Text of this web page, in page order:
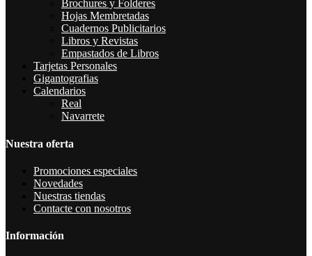
Brochures y Folderes
Hojas Membretadas
Cuadernos Publicitarios
Libros y Revistas
Empastados de Libros
Tarjetas Personales
Gigantografias
Calendarios
Real
Navarrete
Nuestra oferta
Promociones especiales
Novedades
Nuestras tiendas
Contacte con nosotros
Información